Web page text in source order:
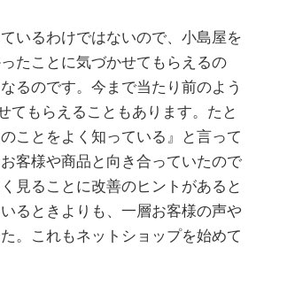
いるわけではないので、小島屋を
たことに気づかせてもらえるの
るのです。今まで当たり前のよう
てもらえることもあります。たと
ことをよく知っている』と言って
客様や商品と向き合っていたので
見ることに改善のヒントがあると
るときよりも、一層お客様の声や
。これもネットショップを始めて